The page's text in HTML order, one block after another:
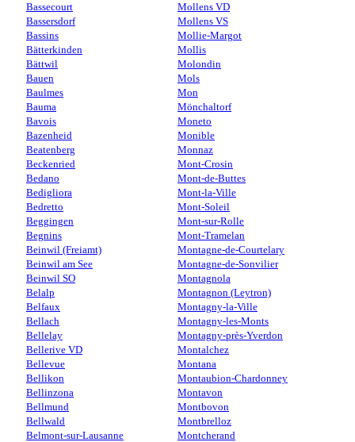
Bassecourt
Bassersdorf
Bassins
Bätterkinden
Bättwil
Bauen
Baulmes
Bauma
Bavois
Bazenheid
Beatenberg
Beckenried
Bedano
Bedigliora
Bedretto
Beggingen
Begnins
Beinwil (Freiamt)
Beinwil am See
Beinwil SO
Belalp
Belfaux
Bellach
Bellelay
Bellerive VD
Bellevue
Bellikon
Bellinzona
Bellmund
Bellwald
Belmont-sur-Lausanne
Mollens VD
Mollens VS
Mollie-Margot
Mollis
Molondin
Mols
Mon
Mönchaltorf
Moneto
Monible
Monnaz
Mont-Crosin
Mont-de-Buttes
Mont-la-Ville
Mont-Soleil
Mont-sur-Rolle
Mont-Tramelan
Montagne-de-Courtelary
Montagne-de-Sonvilier
Montagnola
Montagnon (Leytron)
Montagny-la-Ville
Montagny-les-Monts
Montagny-près-Yverdon
Montalchez
Montana
Montaubion-Chardonney
Montavon
Montbovon
Montbrelloz
Montcherand